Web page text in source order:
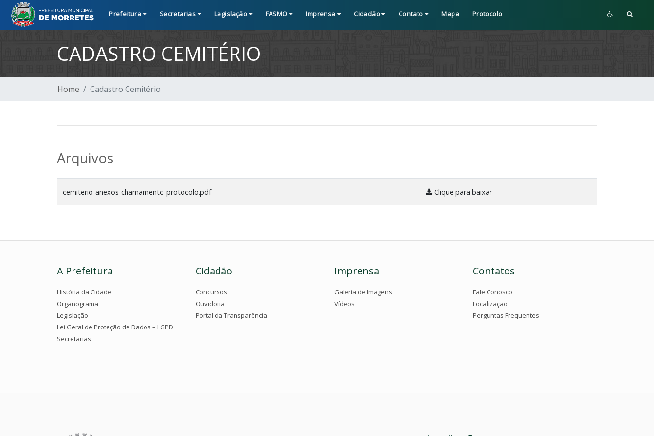
Prefeitura Secretarias Legislação FASMO Imprensa Cidadão Contato Mapa Protocolo
CADASTRO CEMITÉRIO
Home Cadastro Cemitério
Arquivos
cemiterio-anexos-chamamento-protocolo.pdf Clique para baixar
A Prefeitura
História da Cidade
Organograma
Legislação
Lei Geral de Proteção de Dados – LGPD
Secretarias
Cidadão
Concursos
Ouvidoria
Portal da Transparência
Imprensa
Galeria de Imagens
Vídeos
Contatos
Fale Conosco
Localização
Perguntas Frequentes